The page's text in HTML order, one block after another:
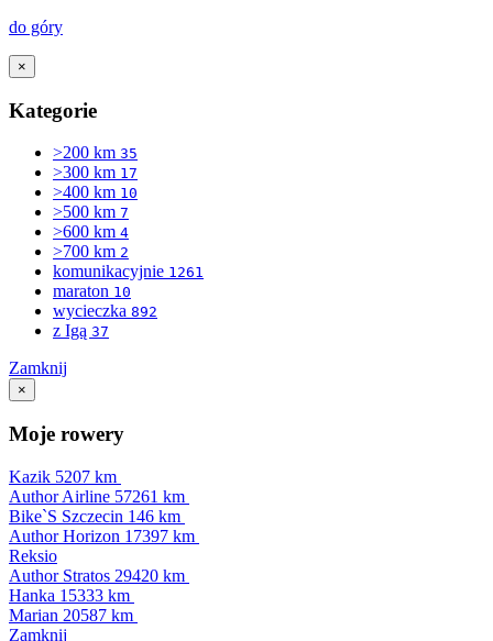
do góry
×
Kategorie
>200 km 35
>300 km 17
>400 km 10
>500 km 7
>600 km 4
>700 km 2
komunikacyjnie 1261
maraton 10
wycieczka 892
z Igą 37
Zamknij
×
Moje rowery
Kazik 5207 km
Author Airline 57261 km
Bike`S Szczecin 146 km
Author Horizon 17397 km
Reksio
Author Stratos 29420 km
Hanka 15333 km
Marian 20587 km
Zamknij